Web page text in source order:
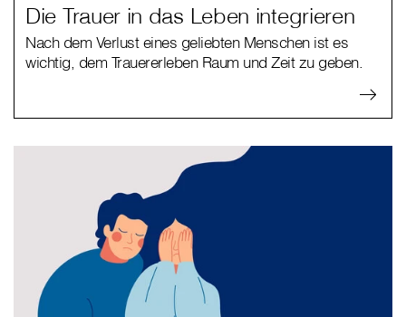
Die Trauer in das Leben integrieren
Nach dem Verlust eines geliebten Menschen ist es
wichtig, dem Trauererleben Raum und Zeit zu geben.